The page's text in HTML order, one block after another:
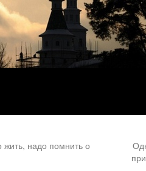
надо помнить о